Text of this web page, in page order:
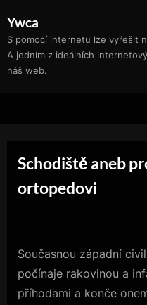
content
Ywca
S pomocí internetu lze vyřešit
A jedním z ideálních
náš web.
Schodiště aneb
ortopedovi
Současnou západní
počínaje rakovinou a
příhodami a konče